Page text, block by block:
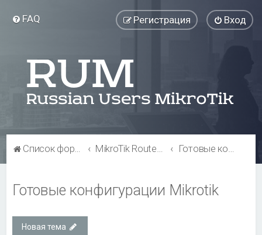
FAQ Вход
Регистрация
Список форумов MikroTik RouterOS Готовые конфигурации Mikrotik
Готовые конфигурации Mikrotik
Новая тема